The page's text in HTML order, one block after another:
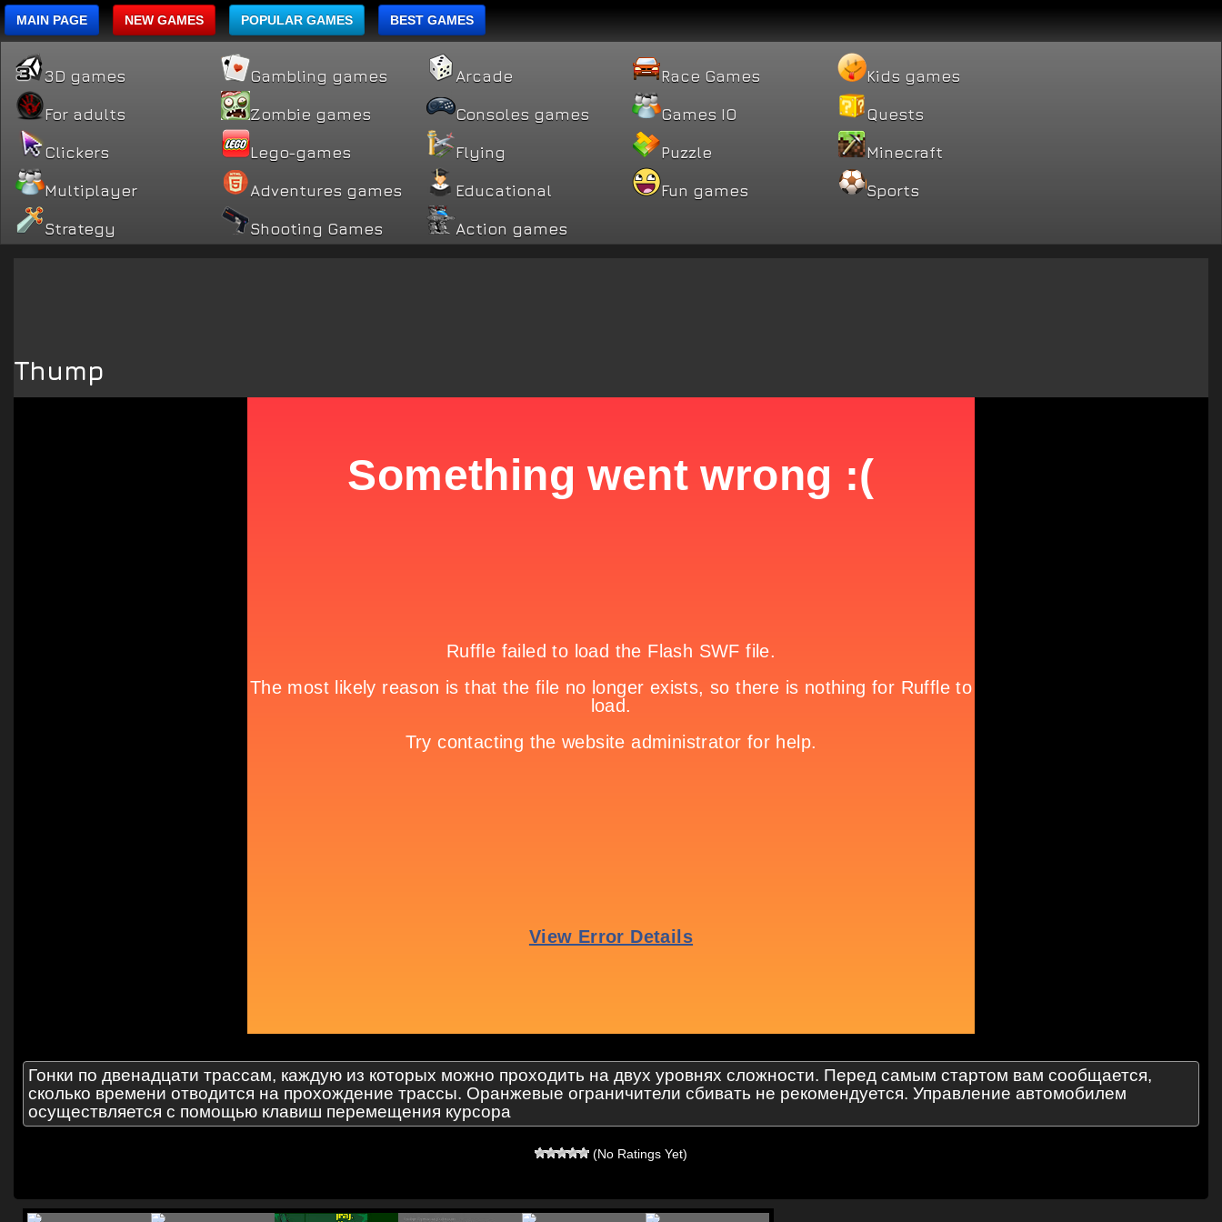
MAIN PAGE NEW GAMES POPULAR GAMES BEST GAMES
3D games Gambling games Arcade Race Games Kids games
For adults Zombie games Consoles games Games IO Quests
Clickers Lego-games Flying Puzzle Minecraft
Multiplayer Adventures games Educational Fun games Sports
Strategy Shooting Games Action games
Thump
Гонки по двенадцати трассам, каждую из которых можно проходить на двух уровнях сложности. Перед самым стартом вам сообщается,
сколько времени отводится на прохождение трассы. Оранжевые ограничители сбивать не рекомендуется. Управление автомобилем
осуществляется с помощью клавиш перемещения курсора
(No Ratings Yet)